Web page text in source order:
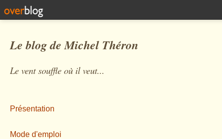
Le blog de Michel Théron
Le vent souffle où il veut...
Présentation
Mode d'emploi